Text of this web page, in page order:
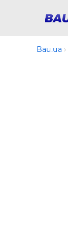
Bau.ua